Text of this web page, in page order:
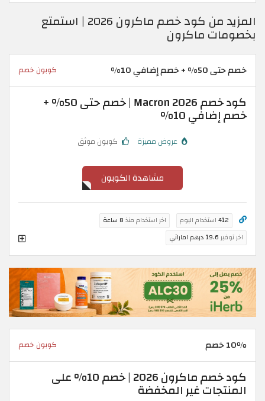
المزيد من كود خصم ماكرون 2026 | استمتع
بخصومات ماكرون
خصم حتى 50% + خصم إضافي 10% كوبون خصم
كود خصم Macron 2026 | خصم حتى 50% +
خصم إضافي 10%
عروض مميزة كوبون موثق
مشاهدة الكوبون
412 استخدام اليوم اخر استخدام منذ 8 ساعة
اخر توفير 19.6 درهم اماراتي
10٪ خصم كوبون خصم
كود خصم ماكرون 2026 | خصم 10% على
المنتجات غير المخفضة